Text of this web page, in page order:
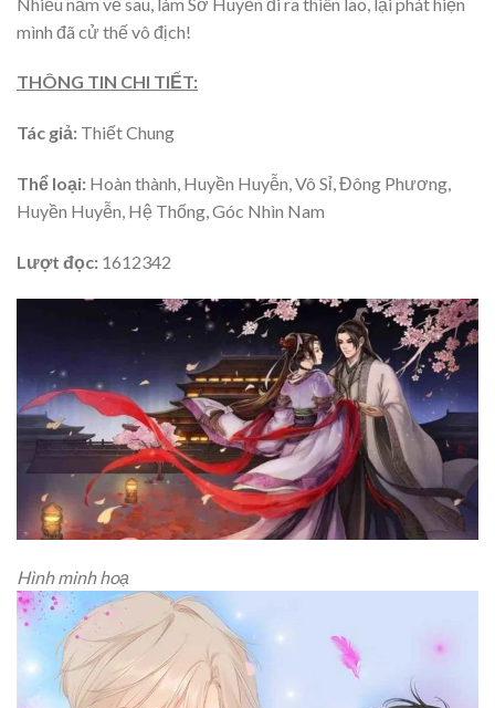
mình đã cử thế vô địch!
THÔNG TIN CHI TIẾT:
Tác giả: Thiết Chung
Thể loại: Hoàn thành, Huyền Huyễn, Vô Sỉ, Đông Phương,
Huyền Huyễn, Hệ Thống, Góc Nhìn Nam
Lượt đọc: 1612342
Hình minh hoạ